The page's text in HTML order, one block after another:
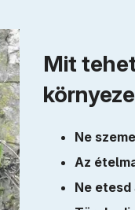
Mit
Ne
Az
Ne etesd